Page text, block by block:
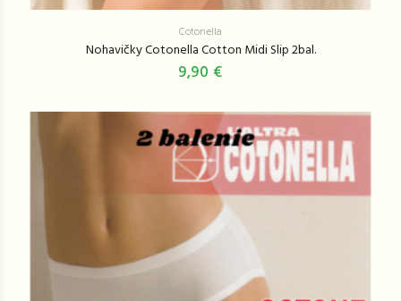
Cotonella
Nohavičky Cotonella Cotton Midi Slip 2bal.
9,90 €